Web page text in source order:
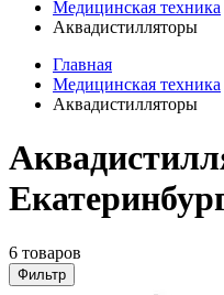
Медицинская техника
Аквадистилляторы
Главная
Медицинская техника
Аквадистилляторы
6 товаров
Фильтр